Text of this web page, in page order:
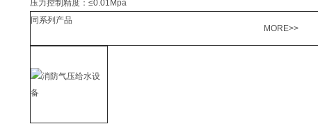
压力控制精度：≤0.01Mpa
同系列产品
MORE>>